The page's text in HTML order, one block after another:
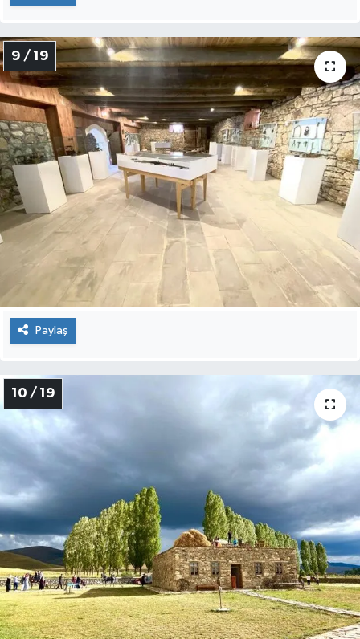
9 / 19
Paylaş
10 / 19